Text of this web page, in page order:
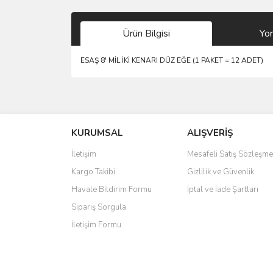
Ürün Bilgisi
ESAŞ 8' MİL İKİ KENARI DÜZ EĞE (1 PAKET = 12 ADET)
Ürün resmi kalitesiz, bozuk veya görüntülenemiyor.
Ürün açıklamasında eksik bilgiler bulunuyor.
Ürün bilgilerinde hatalar bulunuyor.
Ürün fiyatı diğer sitelerden daha pahalı.
Bu ürüne benzer farklı alternatifler olmalı.
KURUMSAL
İletişim
Kargo Takibi
Havale Bildirim Formu
Sipariş Sorgula
İletişim Formu
ALIŞVERİŞ
Mesafeli Satış
Gizlilik ve Güvenlik
İptal ve İade Şartları